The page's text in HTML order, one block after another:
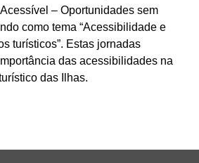
– Oportunidades sem
como tema “Acessibilidade e
turísticos”. Estas jornadas
das acessibilidades na
das Ilhas.